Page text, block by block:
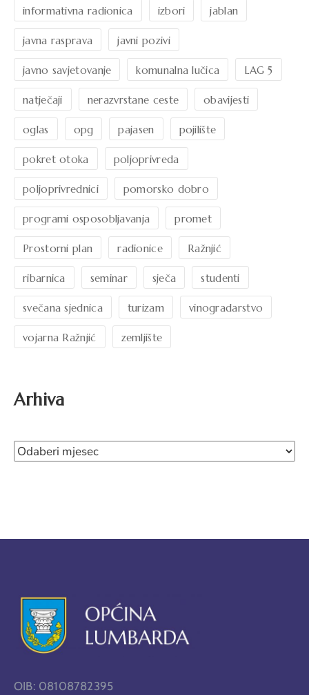
informativna radionica izbori jablan
javna rasprava javni pozivi
javno savjetovanje komunalna lučica LAG 5
natječaji nerazvrstane ceste obavijesti
oglas opg pajasen pojilište
pokret otoka poljoprivreda
poljoprivrednici pomorsko dobro
programi osposobljavanja promet
Prostorni plan radionice Ražnjić
ribarnica seminar sječa studenti
svečana sjednica turizam vinogradarstvo
vojarna Ražnjić zemljište
Arhiva
OIB: 08108782395